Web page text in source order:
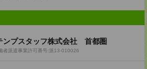
ンプスタッフ株式会社 首都圏
者派遣事業許可番号:派13-010026